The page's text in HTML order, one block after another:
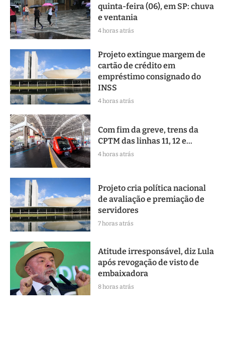
quinta-feira (06), em SP: chuva
e ventania
4 horas atrás
Projeto extingue margem de
cartão de crédito em
empréstimo consignado do
INSS
4 horas atrás
Com fim da greve, trens da
CPTM das linhas 11, 12 e...
4 horas atrás
Projeto cria política nacional
de avaliação e premiação de
servidores
7 horas atrás
Atitude irresponsável, diz Lula
após revogação de visto de
embaixadora
8 horas atrás